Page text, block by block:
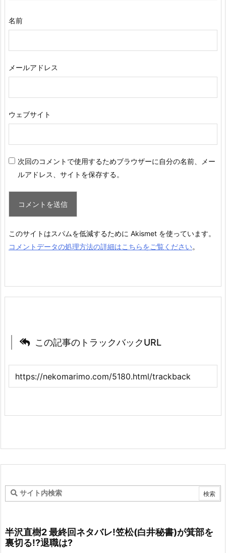
名前
メールアドレス
ウェブサイト
次回のコメントで使用するためブラウザーに自分の名前、メー
ルアドレス、サイトを保存する。
このサイトはスパムを低減するために Akismet を使っています。
コメントデータの処理方法の詳細はこちらをご覧ください。
この記事のトラックバックURL
半沢直樹2 最終回ネタバレ!笠松(白井秘書)が箕部を
裏切る!?退職は?